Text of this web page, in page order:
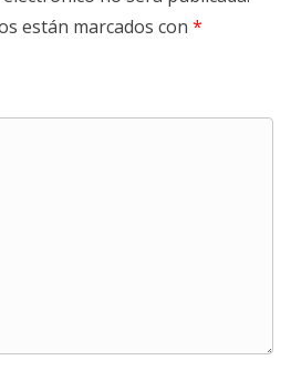
están marcados con *